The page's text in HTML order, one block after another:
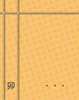
卯 ・・・